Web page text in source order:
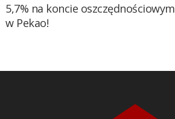
5,7% na koncie oszczędnościowym
w Pekao!